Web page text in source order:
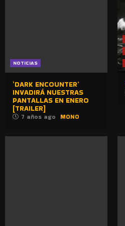
NOTICIAS
‘DARK ENCOUNTER’
INVADIRÁ NUESTRAS
PANTALLAS EN ENERO
[TRAILER]
7 años ago MONO